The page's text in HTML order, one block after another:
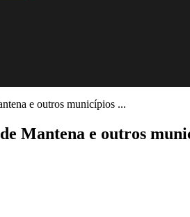
e outros municípios ...
Mantena e outros